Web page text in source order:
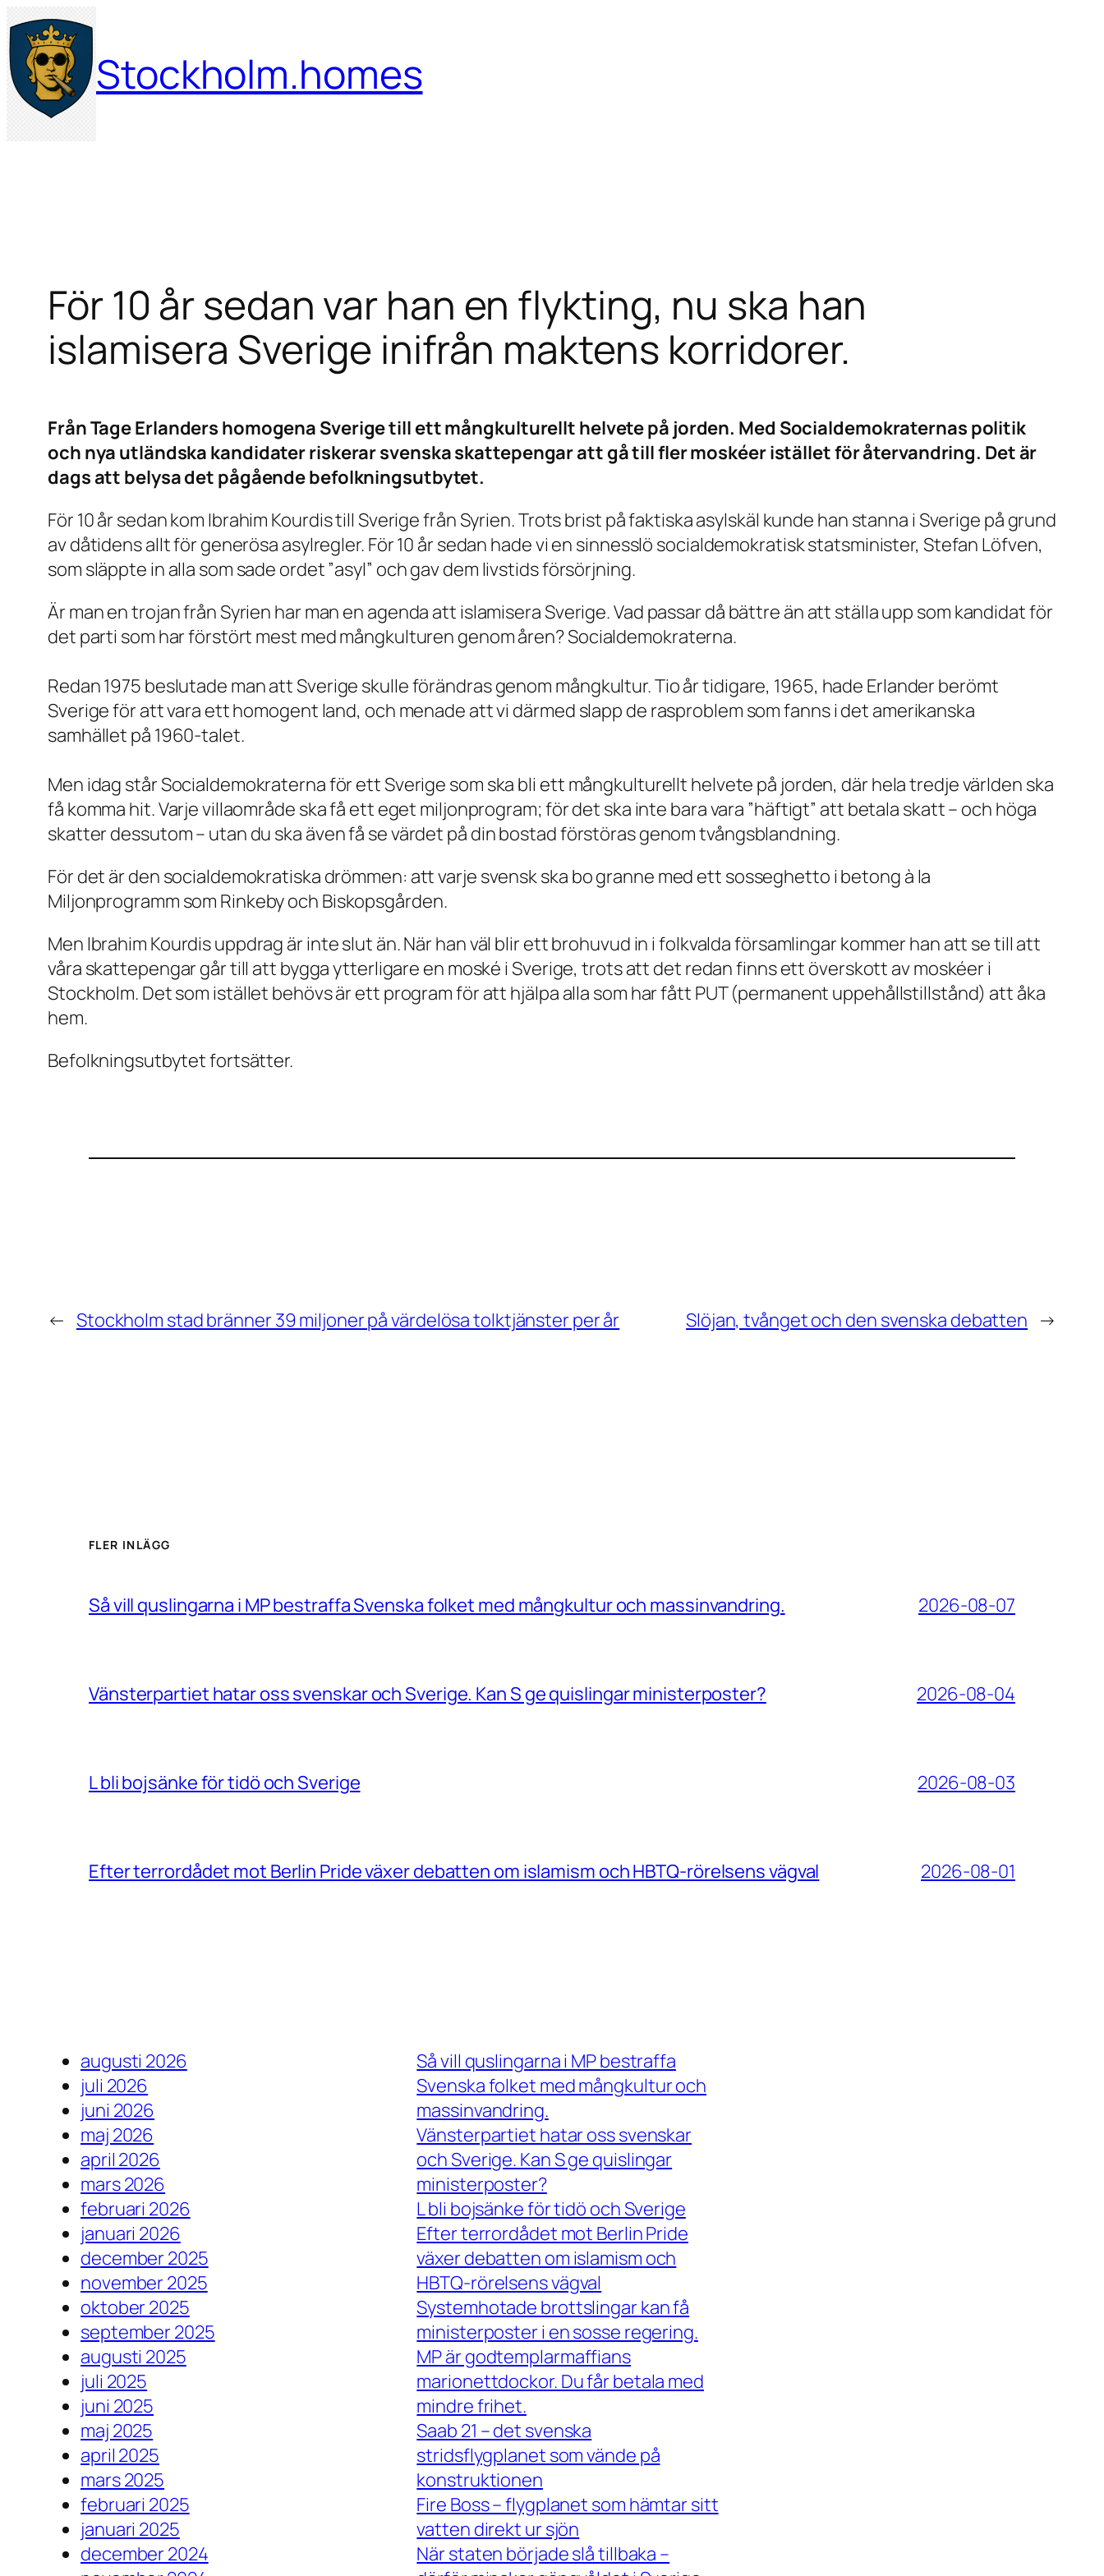
Hoppa
till
innehåll
Stockholm.homes
För 10 år sedan var han en flykting, nu ska han
islamisera Sverige inifrån maktens korridorer.
Från Tage Erlanders homogena Sverige till ett mångkulturellt helvete på jorden. Med Socialdemokraternas politik
och nya utländska kandidater riskerar svenska skattepengar att gå till fler moskéer istället för återvandring. Det är
dags att belysa det pågående befolkningsutbytet.
För 10 år sedan kom Ibrahim Kourdis till Sverige från Syrien. Trots brist på faktiska asylskäl kunde han stanna i Sverige på grund
av dåtidens allt för generösa asylregler. För 10 år sedan hade vi en sinnesslö socialdemokratisk statsminister, Stefan Löfven,
som släppte in alla som sade ordet ”asyl” och gav dem livstids försörjning.
Är man en trojan från Syrien har man en agenda att islamisera Sverige. Vad passar då bättre än att ställa upp som kandidat för
det parti som har förstört mest med mångkulturen genom åren? Socialdemokraterna.
Redan 1975 beslutade man att Sverige skulle förändras genom mångkultur. Tio år tidigare, 1965, hade Erlander berömt
Sverige för att vara ett homogent land, och menade att vi därmed slapp de rasproblem som fanns i det amerikanska
samhället på 1960-talet.
Men idag står Socialdemokraterna för ett Sverige som ska bli ett mångkulturellt helvete på jorden, där hela tredje världen ska
få komma hit. Varje villaområde ska få ett eget miljonprogram; för det ska inte bara vara ”häftigt” att betala skatt – och höga
skatter dessutom – utan du ska även få se värdet på din bostad förstöras genom tvångsblandning.
För det är den socialdemokratiska drömmen: att varje svensk ska bo granne med ett sosseghetto i betong à la
Miljonprogramm som Rinkeby och Biskopsgården.
Men Ibrahim Kourdis uppdrag är inte slut än. När han väl blir ett brohuvud in i folkvalda församlingar kommer han att se till att
våra skattepengar går till att bygga ytterligare en moské i Sverige, trots att det redan finns ett överskott av moskéer i
Stockholm. Det som istället behövs är ett program för att hjälpa alla som har fått PUT (permanent uppehållstillstånd) att åka
hem.
Befolkningsutbytet fortsätter.
← Stockholm stad bränner 39 miljoner på värdelösa tolktjänster per år Slöjan, tvånget och den svenska debatten →
FLER INLÄGG
Så vill quslingarna i MP bestraffa Svenska folket med mångkultur och massinvandring. 2026-08-07
Vänsterpartiet hatar oss svenskar och Sverige. Kan S ge quislingar ministerposter? 2026-08-04
L bli bojsänke för tidö och Sverige 2026-08-03
Efter terrordådet mot Berlin Pride växer debatten om islamism och HBTQ-rörelsens vägval 2026-08-01
augusti 2026
juli 2026
juni 2026
maj 2026
april 2026
mars 2026
februari 2026
januari 2026
december 2025
november 2025
oktober 2025
september 2025
augusti 2025
juli 2025
juni 2025
maj 2025
april 2025
mars 2025
februari 2025
januari 2025
december 2024
Så vill quslingarna i MP bestraffa
Svenska folket med mångkultur och
massinvandring.
Vänsterpartiet hatar oss svenskar
och Sverige. Kan S ge quislingar
ministerposter?
L bli bojsänke för tidö och Sverige
Efter terrordådet mot Berlin Pride
växer debatten om islamism och
HBTQ-rörelsens vägval
Systemhotade brottslingar kan få
ministerposter i en sosse regering.
MP är godtemplarmaffians
marionettdockor. Du får betala med
mindre frihet.
Saab 21 – det svenska
stridsflygplanet som vände på
konstruktionen
Fire Boss – flygplanet som hämtar sitt
vatten direkt ur sjön
När staten började slå tillbaka –